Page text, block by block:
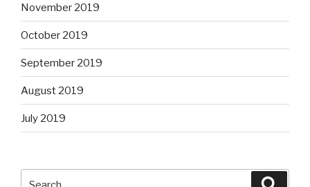
November 2019
October 2019
September 2019
August 2019
July 2019